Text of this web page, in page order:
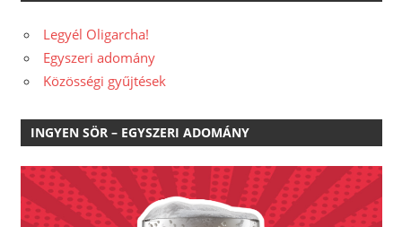
Legyél Oligarcha!
Egyszeri adomány
Közösségi gyűjtések
INGYEN SÖR – EGYSZERI ADOMÁNY